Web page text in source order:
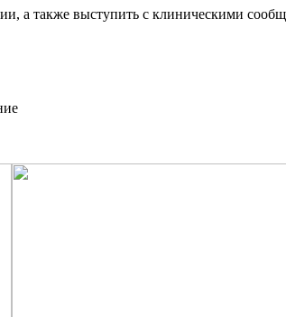
а также выступить с клиническими